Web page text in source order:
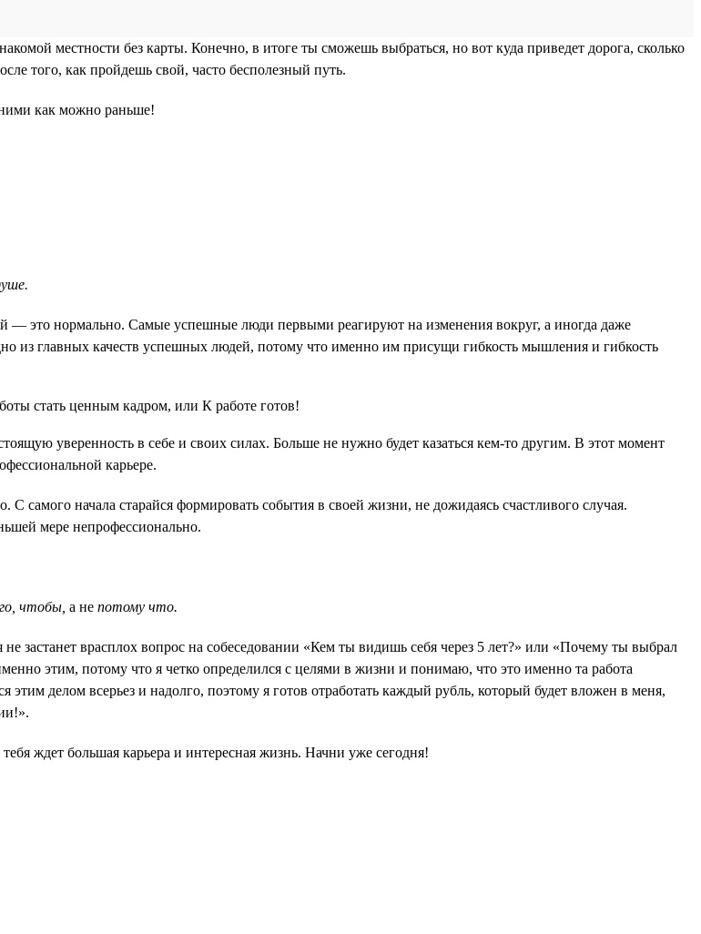
местности без карты. Конечно, в итоге ты сможешь выбраться, но вот куда приведет дорога, сколько
того, как пройдешь свой, часто бесполезный путь.
как можно раньше!
— это нормально. Самые успешные люди первыми реагируют на изменения вокруг, а иногда даже
из главных качеств успешных людей, потому что именно им присущи гибкость мышления и гибкость
уверенность в себе и своих силах. Больше не нужно будет казаться кем-то другим. В этот момент
карьере.
самого начала старайся формировать события в своей жизни, не дожидаясь счастливого случая.
мере непрофессионально.
чтобы, а не потому что.
застанет врасплох вопрос на собеседовании «Кем ты видишь себя через 5 лет?» или «Почему ты выбрал
этим, потому что я четко определился с целями в жизни и понимаю, что это именно та работа
делом всерьез и надолго, поэтому я готов отработать каждый рубль, который будет вложен в меня,
ждет большая карьера и интересная жизнь. Начни уже сегодня!